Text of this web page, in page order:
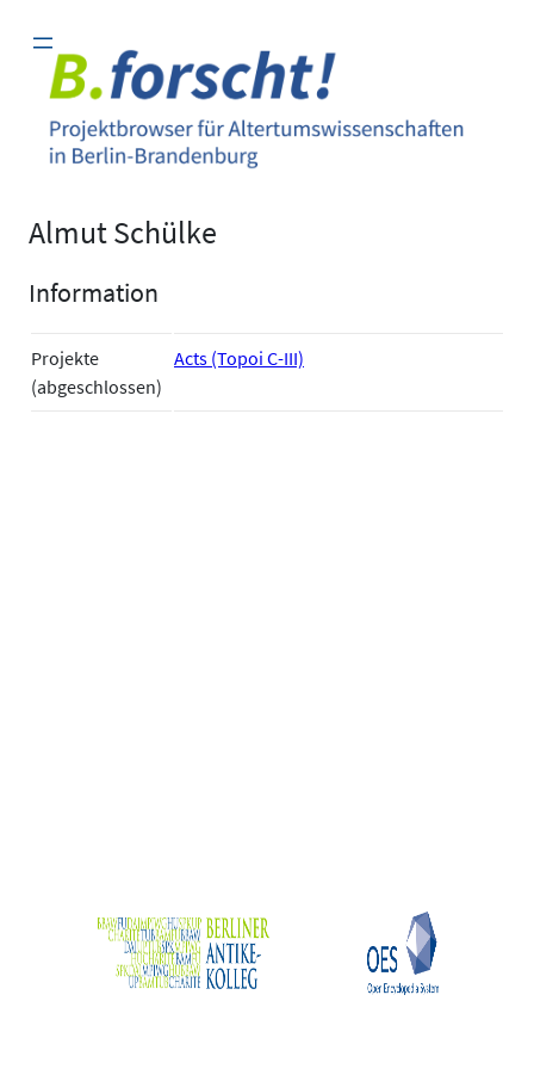
Inhalt
springen
Almut Schülke
Information
Projekte
(abgeschlossen)
Acts (Topoi C-III)